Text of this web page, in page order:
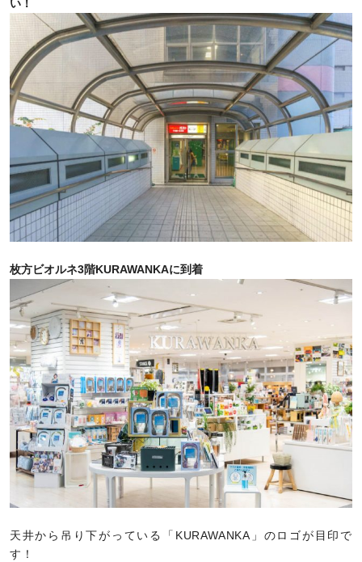
い！
枚方ビオルネ3階KURAWANKAに到着
天井から吊り下がっている「KURAWANKA」のロゴが目印で
す！